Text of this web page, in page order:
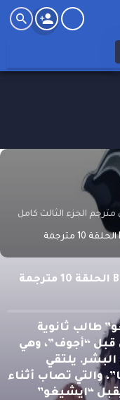
طالب ثانوية
قبل “أجوف”، وهي
يلتقي
والتي تصاب أثناء
“ايشيغو”